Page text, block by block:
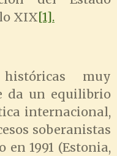
XIX[1].
muy
da un equilibrio
internacional,
soberanistas
en 1991 (Estonia,